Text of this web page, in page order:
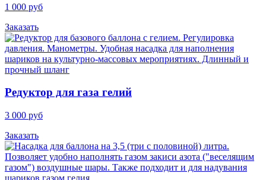
1 000 руб
Заказать
Редуктор для газа гелий
3 000 руб
Заказать